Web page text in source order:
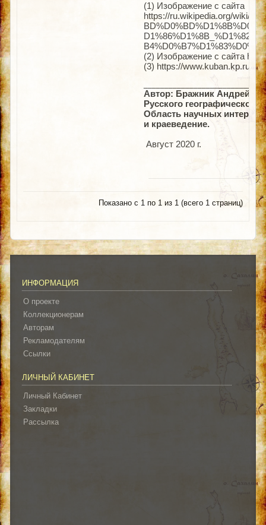
(1) Изображение с сайта
https://ru.wikipedia.org/wiki/
(2) Изображение с сайта
(3) https://www.kuban.kp.ru/
Автор: Бражник Андрей
Русского географического
Область научных
и краеведение.
Август 2020 г.
Показано с 1 по 1 из 1 (всего 1 страниц)
ИНФОРМАЦИЯ
О проекте
Коллекционерам
Авторам
Рекламодателям
Ссылки
ЛИЧНЫЙ КАБИНЕТ
Личный Кабинет
Закладки
Рассылка